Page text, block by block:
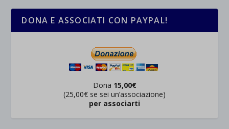
DONA E ASSOCIATI CON PAYPAL!
Dona 15,00€
(25,00€ se sei un’associazione)
per associarti